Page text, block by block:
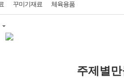
꾸미기재료 체육용품
주제별